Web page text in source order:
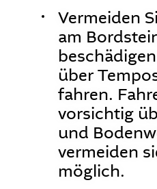
Vermeiden
am
über
fahren.
vorsichtig
und
vermeiden
möglich.